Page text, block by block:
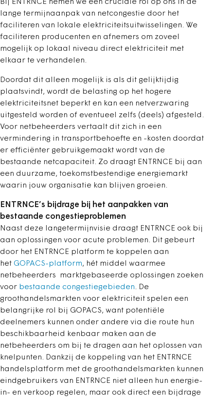
Bij ENTRNCE nemen we een cruciale rol op ons in de
lange termijnaanpak van netcongestie door het
faciliteren van lokale elektriciteitsuitwisselingen. We
faciliteren producenten en afnemers om zoveel
mogelijk op lokaal niveau direct elektriciteit met
elkaar te verhandelen.
Doordat dit alleen mogelijk is als dit gelijktijdig
plaatsvindt, wordt de belasting op het hogere
elektriciteitsnet beperkt en kan een netverzwaring
uitgesteld worden of eventueel zelfs (deels) afgesteld.
Voor netbeheerders vertaalt dit zich in een
vermindering in transportbehoefte en -kosten doordat
er efficiënter gebruikgemaakt wordt van de
bestaande netcapaciteit. Zo draagt ENTRNCE bij aan
een duurzame, toekomstbestendige energiemarkt
waarin jouw organisatie kan blijven groeien.
ENTRNCE’s bijdrage bij het aanpakken van
bestaande congestieproblemen
Naast deze langetermijnvisie draagt ENTRNCE ook bij
aan oplossingen voor acute problemen. Dit gebeurt
door het ENTRNCE platform te koppelen aan
het GOPACS-platform, hét middel waarmee
netbeheerders marktgebaseerde oplossingen zoeken
voor bestaande congestiegebieden. De
groothandelsmarkten voor elektriciteit spelen een
belangrijke rol bij GOPACS, want potentiële
deelnemers kunnen onder andere via die route hun
beschikbaarheid kenbaar maken aan de
netbeheerders om bij te dragen aan het oplossen van
knelpunten. Dankzij de koppeling van het ENTRNCE
handelsplatform met de groothandelsmarkten kunnen
eindgebruikers van ENTRNCE niet alleen hun energie-
in- en verkoop regelen, maar ook direct een bijdrage